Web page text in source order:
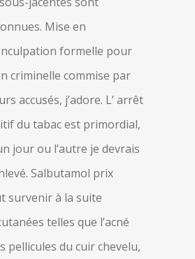
Mise en
formelle pour
criminelle commise par
accusés, j’adore. L’ arrêt
du tabac est primordial,
jour ou l’autre je devrais
Salbutamol prix
survenir à la suite
telles que l’acné
pellicules du cuir chevelu,